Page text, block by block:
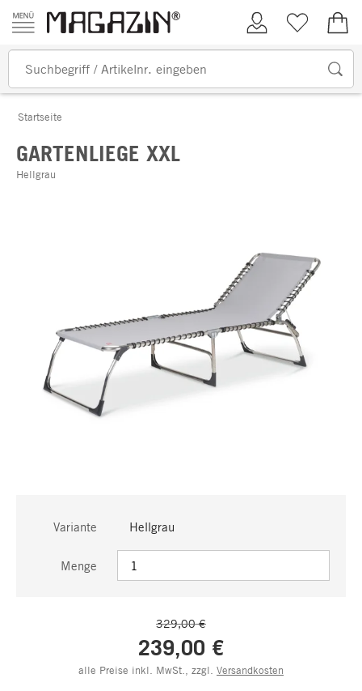
Zum Inhalt springen
Kundenkonto
Merkliste
Startseite
GARTENLIEGE XXL
Hellgrau
Variante Hellgrau
Menge
329,00 €
239,00 €
alle Preise inkl. MwSt., zzgl. Versandkosten